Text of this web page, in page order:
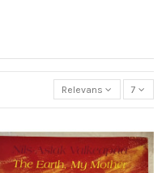
Relevans 7